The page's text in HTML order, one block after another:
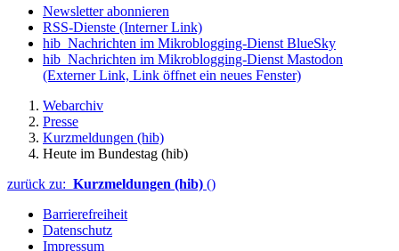
Newsletter abonnieren
RSS-Dienste (Interner Link)
hib_Nachrichten im Mikroblogging-Dienst BlueSky
hib_Nachrichten im Mikroblogging-Dienst Mastodon
(Externer Link, Link öffnet ein neues Fenster)
Webarchiv
Presse
Kurzmeldungen (hib)
Heute im Bundestag (hib)
zurück zu: Kurzmeldungen (hib) ()
Barrierefreiheit
Datenschutz
Impressum